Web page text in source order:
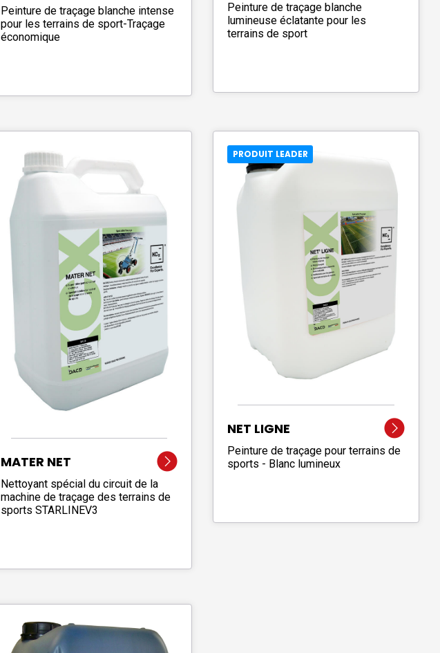
Peinture de traçage blanche intense
pour les terrains de sport-Traçage
économique
Peinture de traçage blanche
lumineuse éclatante pour les
terrains de sport
MATER NET
Nettoyant spécial du circuit de la
machine de traçage des terrains de
sports STARLINEV3
PRODUIT LEADER
NET LIGNE
Peinture de traçage pour terrains de
sports - Blanc lumineux